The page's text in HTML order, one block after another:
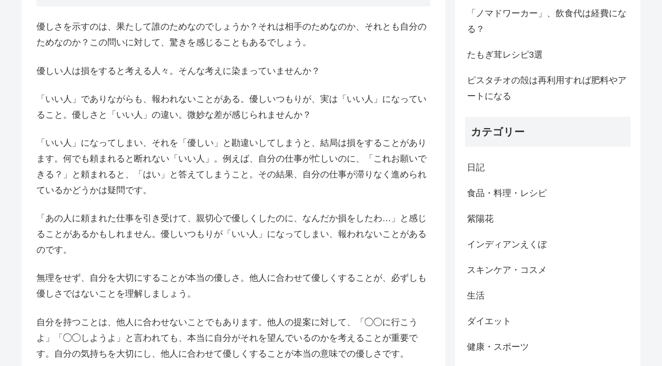
優しさを示すのは、果たして誰のためなのでしょうか？それは相手のためなのか、それとも自分の
ためなのか？この問いに対して、驚きを感じることもあるでしょう。
優しい人は損をすると考える人々。そんな考えに染まっていませんか？
「いい人」でありながらも、報われないことがある。優しいつもりが、実は「いい人」になってい
ること。優しさと「いい人」の違い。微妙な差が感じられませんか？
「いい人」になってしまい、それを「優しい」と勘違いしてしまうと、結局は損をすることがあり
ます。何でも頼まれると断れない「いい人」。例えば、自分の仕事が忙しいのに、「これお願いで
きる？」と頼まれると、「はい」と答えてしまうこと。その結果、自分の仕事が滞りなく進められ
ているかどうかは疑問です。
「あの人に頼まれた仕事を引き受けて、親切心で優しくしたのに、なんだか損をしたわ…」と感じ
ることがあるかもしれません。優しいつもりが「いい人」になってしまい、報われないことがある
のです。
無理をせず、自分を大切にすることが本当の優しさ。他人に合わせて優しくすることが、必ずしも
優しさではないことを理解しましょう。
自分を持つことは、他人に合わせないことでもあります。他人の提案に対して、「◯◯に行こう
よ」「◯◯しようよ」と言われても、本当に自分がそれを望んでいるのかを考えることが重要で
す。自分の気持ちを大切にし、他人に合わせて優しくすることが本当の意味での優しさです。
「ノマドワーカー」、飲食代は経費にな
る？
たもぎ茸レシピ3選
ピスタチオの殻は再利用すれば肥料やア
ートになる
カテゴリー
日記
食品・料理・レシピ
紫陽花
インディアンえくぼ
スキンケア・コスメ
生活
ダイエット
健康・スポーツ